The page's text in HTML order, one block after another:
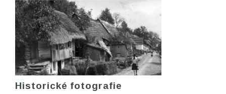
Historické fotografie